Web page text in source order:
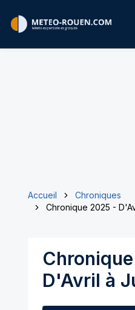
Accueil
Chroniques
Chronique 2025 -
D'Avril à